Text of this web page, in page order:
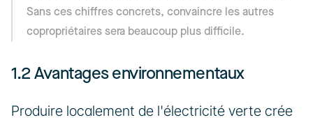
Sans ces chiffres concrets, convaincre les autres
copropriétaires sera beaucoup plus difficile.
1.2 Avantages environnementaux
Produire localement de l'électricité verte crée